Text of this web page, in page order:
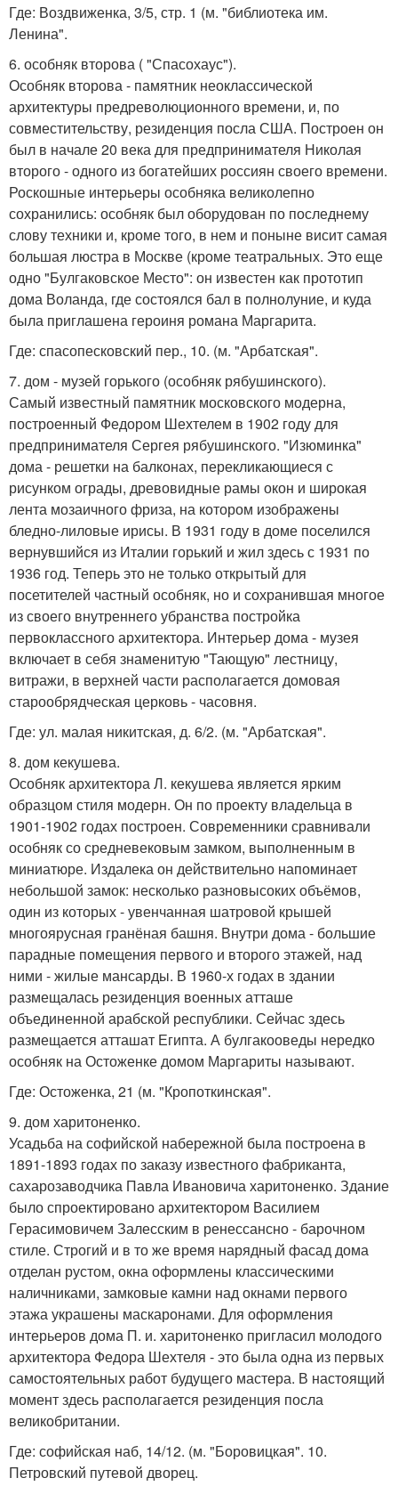
Где: Воздвиженка, 3/5, стр. 1 (м. "библиотека им.
Ленина".
6. особняк второва ( "Спасохаус").
Особняк второва - памятник неоклассической
архитектуры предреволюционного времени, и, по
совместительству, резиденция посла США. Построен он
был в начале 20 века для предпринимателя Николая
второго - одного из богатейших россиян своего времени.
Роскошные интерьеры особняка великолепно
сохранились: особняк был оборудован по последнему
слову техники и, кроме того, в нем и поныне висит самая
большая люстра в Москве (кроме театральных. Это еще
одно "Булгаковское Место": он известен как прототип
дома Воланда, где состоялся бал в полнолуние, и куда
была приглашена героиня романа Маргарита.
Где: спасопесковский пер., 10. (м. "Арбатская".
7. дом - музей горького (особняк рябушинского).
Самый известный памятник московского модерна,
построенный Федором Шехтелем в 1902 году для
предпринимателя Сергея рябушинского. "Изюминка"
дома - решетки на балконах, перекликающиеся с
рисунком ограды, древовидные рамы окон и широкая
лента мозаичного фриза, на котором изображены
бледно-лиловые ирисы. В 1931 году в доме поселился
вернувшийся из Италии горький и жил здесь с 1931 по
1936 год. Теперь это не только открытый для
посетителей частный особняк, но и сохранившая многое
из своего внутреннего убранства постройка
первоклассного архитектора. Интерьер дома - музея
включает в себя знаменитую "Тающую" лестницу,
витражи, в верхней части располагается домовая
старообрядческая церковь - часовня.
Где: ул. малая никитская, д. 6/2. (м. "Арбатская".
8. дом кекушева.
Особняк архитектора Л. кекушева является ярким
образцом стиля модерн. Он по проекту владельца в
1901-1902 годах построен. Современники сравнивали
особняк со средневековым замком, выполненным в
миниатюре. Издалека он действительно напоминает
небольшой замок: несколько разновысоких объёмов,
один из которых - увенчанная шатровой крышей
многоярусная гранёная башня. Внутри дома - большие
парадные помещения первого и второго этажей, над
ними - жилые мансарды. В 1960-х годах в здании
размещалась резиденция военных атташе
объединенной арабской республики. Сейчас здесь
размещается атташат Египта. А булгакооведы нередко
особняк на Остоженке домом Маргариты называют.
Где: Остоженка, 21 (м. "Кропоткинская".
9. дом харитоненко.
Усадьба на софийской набережной была построена в
1891-1893 годах по заказу известного фабриканта,
сахарозаводчика Павла Ивановича харитоненко. Здание
было спроектировано архитектором Василием
Герасимовичем Залесским в ренессансно - барочном
стиле. Строгий и в то же время нарядный фасад дома
отделан рустом, окна оформлены классическими
наличниками, замковые камни над окнами первого
этажа украшены маскаронами. Для оформления
интерьеров дома П. и. харитоненко пригласил молодого
архитектора Федора Шехтеля - это была одна из первых
самостоятельных работ будущего мастера. В настоящий
момент здесь располагается резиденция посла
великобритании.
Где: софийская наб, 14/12. (м. "Боровицкая". 10.
Петровский путевой дворец.